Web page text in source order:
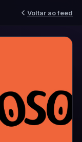
Voltar ao feed